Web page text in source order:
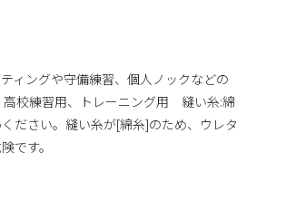
ィングや守備練習、個人ノックなどの
校練習用、トレーニング用 縫い糸:綿
さい。縫い糸が[綿糸]のため、ウレタ
です。